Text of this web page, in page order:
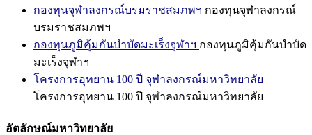
กองทุนจุฬาลงกรณ์บรมราชสมภพฯ กองทุนจุฬาลงกรณ์
บรมราชสมภพฯ
กองทุนภูมิคุ้มกันบำบัดมะเร็งจุฬาฯ กองทุนภูมิคุ้มกันบำบัด
มะเร็งจุฬาฯ
โครงการอุทยาน 100 ปี จุฬาลงกรณ์มหาวิทยาลัย
โครงการอุทยาน 100 ปี จุฬาลงกรณ์มหาวิทยาลัย
อัตลักษณ์มหาวิทยาลัย